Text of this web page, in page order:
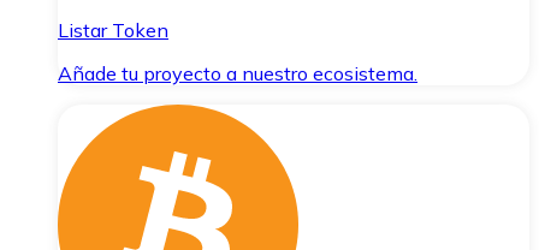
Listar Token
Añade tu proyecto a nuestro ecosistema.